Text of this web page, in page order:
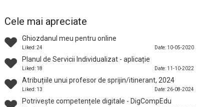
Cele mai apreciate
Ghiozdanul meu pentru online
Liked: 24 Date: 10-05-2020
Planul de Servicii Individualizat - aplicație
Liked: 18 Date: 11-10-2022
Atribuțiile unui profesor de sprijin/itinerant, 2024
Liked: 13 Date: 26-08-2024
Potrivește competențele digitale - DigCompEdu